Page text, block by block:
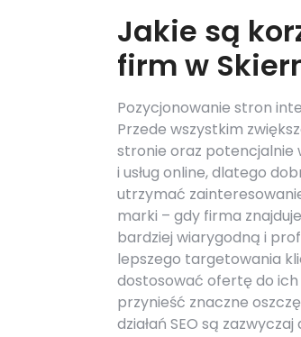
Jakie są
firm w
Pozycjonowanie stron
Przede wszystkim
stronie oraz potencjalnie
i usług online, dlatego
utrzymać
marki – gdy firma
bardziej wiarygodną i
lepszego targetowania
dostosować ofertę do ich
przynieść znaczne
działań SEO są zazwyczaj